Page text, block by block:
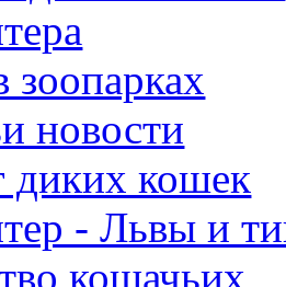
зоопарках
новости
диких кошек
- Львы и
кошачьих